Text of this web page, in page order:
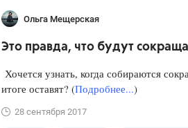
Ольга Мещерская
Это правда, что будут
Хочется узнать, когда собираются
итоге оставят? (Подробнее...)
28 сентября 2017